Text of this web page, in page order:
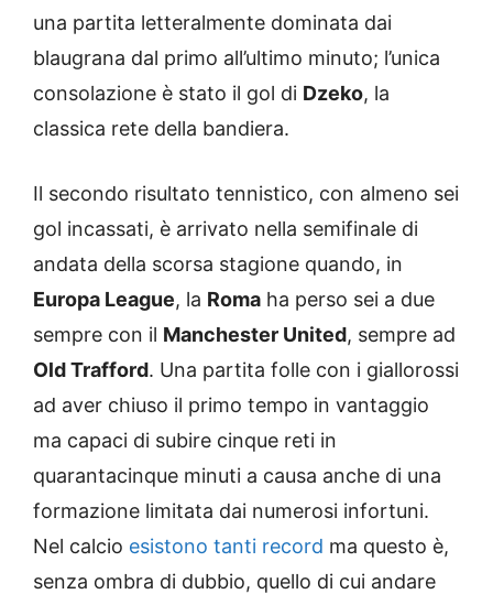
una partita letteralmente dominata dai
blaugrana dal primo all’ultimo minuto; l’unica
consolazione è stato il gol di Dzeko, la
classica rete della bandiera.
Il secondo risultato tennistico, con almeno sei
gol incassati, è arrivato nella semifinale di
andata della scorsa stagione quando, in
Europa League, la Roma ha perso sei a due
sempre con il Manchester United, sempre ad
Old Trafford. Una partita folle con i giallorossi
ad aver chiuso il primo tempo in vantaggio
ma capaci di subire cinque reti in
quarantacinque minuti a causa anche di una
formazione limitata dai numerosi infortuni.
Nel calcio esistono tanti record ma questo è,
senza ombra di dubbio, quello di cui andare